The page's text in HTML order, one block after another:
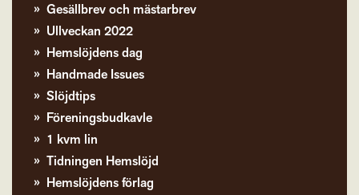
Gesällbrev och mästarbrev
Ullveckan 2022
Hemslöjdens dag
Handmade Issues
Slöjdtips
Föreningsbudkavle
1 kvm lin
Tidningen Hemslöjd
Hemslöjdens förlag